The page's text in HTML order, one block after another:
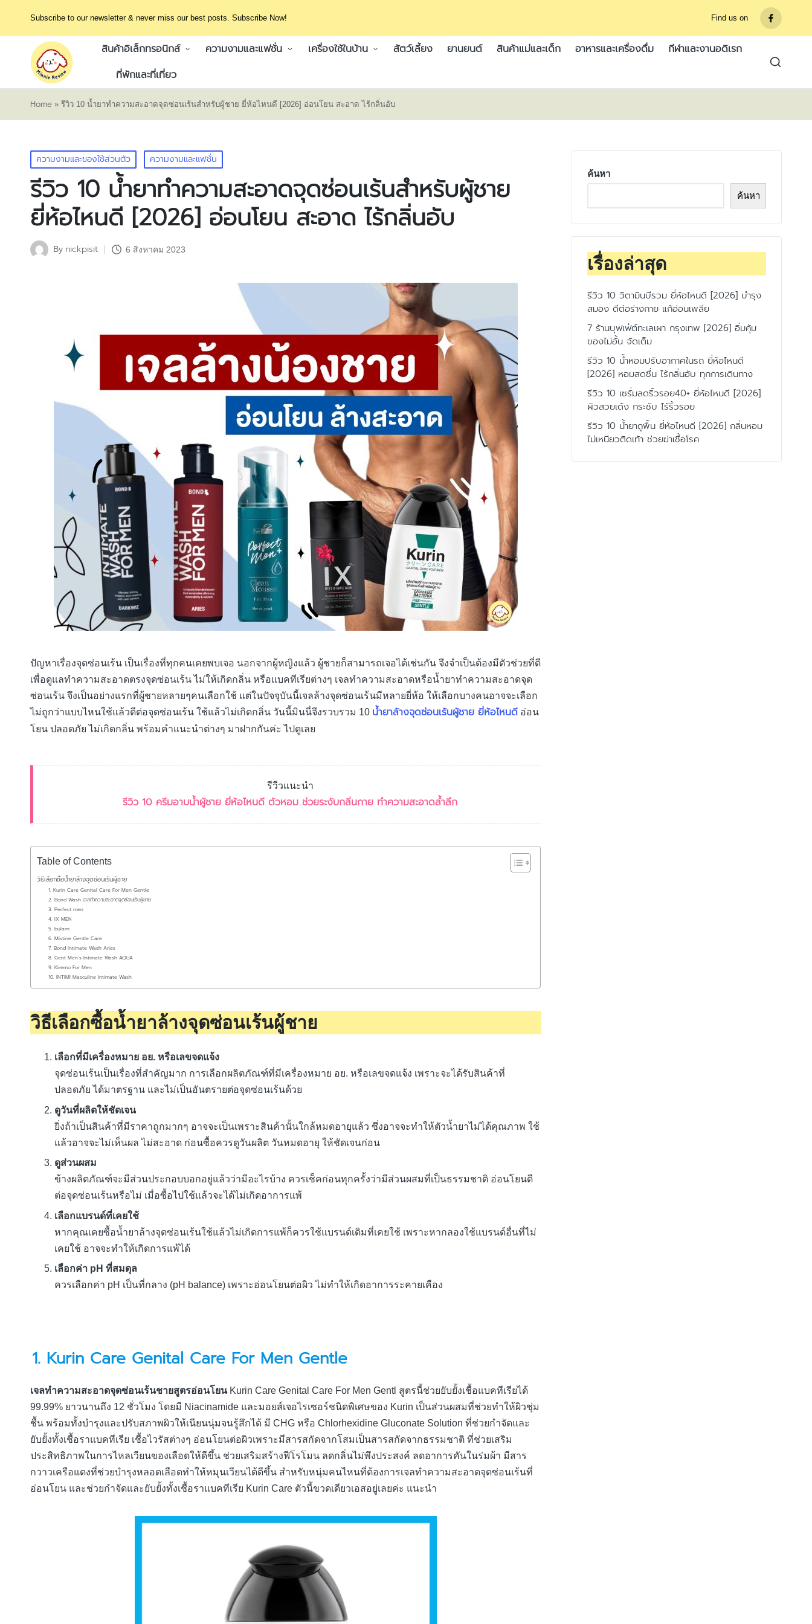
Subscribe to our newsletter & never miss our best posts. Subscribe Now! Find us on
รายการ
เมนู
สินค้าอิเล็กทรอนิกส์ ความงามและแฟชั่น เครื่องใช้ในบ้าน สัตว์เลี้ยง ยานยนต์ สินค้าแม่และเด็ก อาหารและเครื่องดื่ม
กีฬาและงานอดิเรก
ที่พักและที่เที่ยว
Home » รีวิว 10 น้ำยาทำความสะอาดจุดซ่อนเร้นสำหรับผู้ชาย ยี่ห้อไหนดี [2026] อ่อนโยน สะอาด ไร้กลิ่นอับ
Posted
in
ความงามและของใช้ส่วนตัว ความงามและแฟชั่น
รีวิว 10 น้ำยาทำความสะอาดจุดซ่อนเร้นสำหรับผู้ชาย
ยี่ห้อไหนดี [2026] อ่อนโยน สะอาด ไร้กลิ่นอับ
Posted
By nickpisit 6 สิงหาคม 2023
ปัญหาเรื่องจุดซ่อนเร้น เป็นเรื่องที่ทุกคนเคยพบเจอ นอกจากผู้หญิงแล้ว ผู้ชายก็สามารถเจอได้เช่นกัน จึงจำเป็นต้องมีตัวช่วยที่ดี
เพื่อดูแลทำความสะอาดตรงจุดซ่อนเร้น ไม่ให้เกิดกลิ่น หรือแบคทีเรียต่างๆ เจลทำความสะอาดหรือน้ำยาทำความสะอาดจุด
ซ่อนเร้น จึงเป็นอย่างแรกที่ผู้ชายหลายๆคนเลือกใช้ แต่ในปัจจุบันนี้เจลล้างจุดซ่อนเร้นมีหลายยี่ห้อ ให้เลือกบางคนอาจจะเลือก
ไม่ถูกว่าแบบไหนใช้แล้วดีต่อจุดซ่อนเร้น ใช้แล้วไม่เกิดกลิ่น วันนี้มินนี่จึงรวบรวม 10 น้ำยาล้างจุดซ่อนเร้นผู้ชาย ยี่ห้อไหนดี อ่อน
โยน ปลอดภัย ไม่เกิดกลิ่น พร้อมคำแนะนำต่างๆ มาฝากกันค่ะ ไปดูเลย
รีวีวแนะนำ
รีวิว 10 ครีมอาบน้ำผู้ชาย ยี่ห้อไหนดี ตัวหอม ช่วยระงับกลิ่นกาย ทำความสะอาดล้ำลึก
Table of Contents
วิธีเลือกซื้อน้ำยาล้างจุดซ่อนเร้นผู้ชาย
1. Kurin Care Genital Care For Men Gentle
2. Bond Wash เจลทําความสะอาดจุดซ่อนเร้นผู้ชาย
3. Perfect men
4. IX MEN
5. bularn
6. Mistine Gentle Care
7. Bond Intimate Wash Aries
8. Gent Men’s Intimate Wash AQUA
9. Kiremo For Men
10. INTIMI Masculine Intimate Wash
วิธีเลือกซื้อน้ำยาล้างจุดซ่อนเร้นผู้ชาย
เลือกที่มีเครื่องหมาย อย. หรือเลขจดแจ้ง
จุดซ่อนเร้นเป็นเรื่องที่สำคัญมาก การเลือกผลิตภัณฑ์ที่มีเครื่องหมาย อย. หรือเลขจดแจ้ง เพราะจะได้รับสินค้าที่
ปลอดภัย ได้มาตรฐาน และไม่เป็นอันตรายต่อจุดซ่อนเร้นด้วย
ดูวันที่ผลิตให้ชัดเจน
ยิ่งถ้าเป็นสินค้าที่มีราคาถูกมากๆ อาจจะเป็นเพราะสินค้านั้นใกล้หมดอายุแล้ว ซึ่งอาจจะทำให้ตัวน้ำยาไม่ได้คุณภาพ ใช้
แล้วอาจจะไม่เห็นผล ไม่สะอาด ก่อนซื้อควรดูวันผลิต วันหมดอายุ ให้ชัดเจนก่อน
ดูส่วนผสม
ข้างผลิตภัณฑ์จะมีส่วนประกอบบอกอยู่แล้วว่ามีอะไรบ้าง ควรเช็คก่อนทุกครั้งว่ามีส่วนผสมที่เป็นธรรมชาติ อ่อนโยนดี
ต่อจุดซ่อนเร้นหรือไม่ เมื่อซื้อไปใช้แล้วจะได้ไม่เกิดอาการแพ้
เลือกแบรนด์ที่เคยใช้
หากคุณเคยซื้อน้ำยาล้างจุดซ่อนเร้นใช้แล้วไม่เกิดการแพ้ก็ควรใช้แบรนด์เดิมที่เคยใช้ เพราะหากลองใช้แบรนด์อื่นที่ไม่
เคยใช้ อาจจะทำให้เกิดการแพ้ได้
เลือกค่า pH ที่สมดุล
ควรเลือกค่า pH เป็นที่กลาง (pH balance) เพราะอ่อนโยนต่อผิว ไม่ทำให้เกิดอาการระคายเคือง
1. Kurin Care Genital Care For Men Gentle
เจลทำความสะอาดจุดซ่อนเร้นชายสูตรอ่อนโยนKurin Care Genital Care For Men Gentl สูตรนี้ช่วยยับยั้งเชื้อแบคทีเรียได้
99.99% ยาวนานถึง 12 ชั่วโมง โดยมี Niacinamide และมอยส์เจอไรเซอร์ชนิดพิเศษของ Kurin เป็นส่วนผสมที่ช่วยทำให้ผิวชุ่ม
ชื้น พร้อมทั้งบำรุงและปรับสภาพผิวให้เนียนนุ่มจนรู้สึกได้ มี CHG หรือ Chlorhexidine Gluconate Solution ที่ช่วยกำจัดและ
ยับยั้งทั้งเชื้อราแบคทีเรีย เชื้อไวรัสต่างๆ อ่อนโยนต่อผิวเพราะมีสารสกัดจากโสมเป็นสารสกัดจากธรรมชาติ ที่ช่วยเสริม
ประสิทธิภาพในการไหลเวียนของเลือดให้ดีขึ้น ช่วยเสริมสร้างฟีโรโมน ลดกลิ่นไม่พึงประสงค์ ลดอาการคันในร่มผ้า มีสาร
กวาวเครือแดงที่ช่วยบำรุงหลอดเลือดทำให้หมุนเวียนได้ดีขึ้น สำหรับหนุ่มคนไหนที่ต้องการเจลทำความสะอาดจุดซ่อนเร้นที่
อ่อนโยน และช่วยกำจัดและยับยั้งทั้งเชื้อราแบคทีเรีย Kurin Care ตัวนี้ขวดเดียวเอสอยู่เลยค่ะ แนะนำ
ค้นหา
ค้นหา
เรื่องล่าสุด
รีวิว 10 วิตามินบีรวม ยี่ห้อไหนดี [2026] บำรุง
สมอง ดีต่อร่างกาย แก้อ่อนเพลีย
7 ร้านบุฟเฟ่ต์ทะเลเผา กรุงเทพ [2026] อิ่มคุ้ม
ของไม่อั้น จัดเต็ม
รีวิว 10 น้ำหอมปรับอากาศในรถ ยี่ห้อไหนดี
[2026] หอมสดชื่น ไร้กลิ่นอับ ทุกการเดินทาง
รีวิว 10 เซรั่มลดริ้วรอย40+ ยี่ห้อไหนดี [2026]
ผิวสวยเด้ง กระชับ ไร้ริ้วรอย
รีวิว 10 น้ำยาถูพื้น ยี่ห้อไหนดี [2026] กลิ่นหอม
ไม่เหนียวติดเท้า ช่วยฆ่าเชื้อโรค